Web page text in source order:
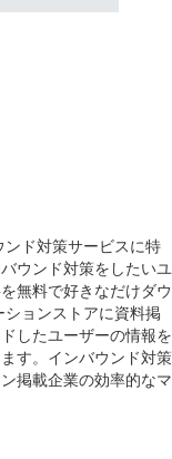
ンド対策サービスに特
ウンド対策をしたいユ
無料で好きなだけダウ
ョンストアに資料掲
したユーザーの情報を
す。インバウンド対策
掲載企業の効率的なマ